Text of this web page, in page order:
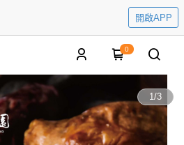
開啟APP
0
1/3